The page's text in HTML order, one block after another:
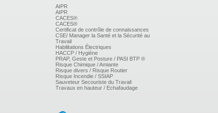
AIPR
AIPR
CACES®
CACES®
Certificat de contrôle de connaissances
CSE/ Manager la Santé et la Sécurité au
Travail
Habilitations Électriques
HACCP / Hygiène
PRAP, Geste et Posture / PASI BTP ®
Risque Chimique / Amiante
Risque divers / Risque Routier
Risque Incendie / SSIAP
Sauveteur Secouriste du Travail
Travaux en hauteur / Echafaudage